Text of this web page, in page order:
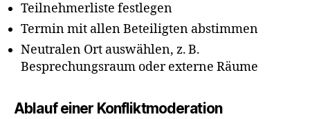
Teilnehmerliste festlegen
Termin mit allen Beteiligten abstimmen
Neutralen Ort auswählen, z. B.
Besprechungsraum oder externe Räume
Ablauf einer Konfliktmoderation